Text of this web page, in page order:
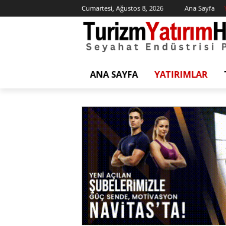
Cumartesi, Ağustos 8, 2026 Ana Sayfa
ANA SAYFA YATIRIMLAR